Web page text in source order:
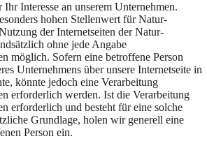
Interesse an unserem Unternehmen.
hohen Stellenwert für Natur-
der Internetseiten der Natur-
ohne jede Angabe
möglich. Sofern eine betroffene Person
Unternehmens über unsere Internetseite in
könnte jedoch eine Verarbeitung
erforderlich werden. Ist die Verarbeitung
erforderlich und besteht für eine solche
Grundlage, holen wir generell eine
Person ein.